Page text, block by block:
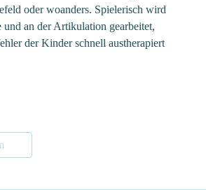
oder woanders. Spielerisch wird
und an der Artikulation gearbeitet,
der Kinder schnell austherapiert